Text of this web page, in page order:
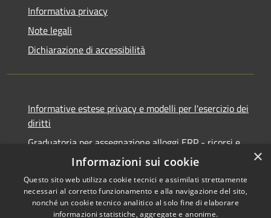
Informativa privacy
Note legali
Dichiarazione di accessibilità
Informative estese privacy e modelli per l'esercizio dei
diritti
Graduatoria per assegnazione alloggi ERP - ricorsi e
×
Informazioni sui cookie
Questo sito web utilizza cookie tecnici e assimilati strettamente
necessari al corretto funzionamento e alla navigazione del sito,
nonché un cookie tecnico analitico al solo fine di elaborare
informazioni statistiche, aggregate e anonime.